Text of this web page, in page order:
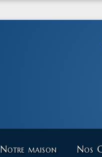
Notre maison Nos